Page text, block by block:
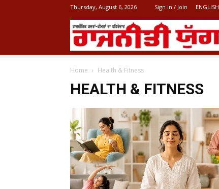
Thursday, August 6, 2026 Sign in / Join ENGLISH
Home Health & Fitness
HEALTH & FITNESS